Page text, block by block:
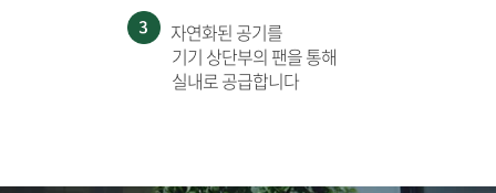
자연화된 공기를
기기 상단부의 팬을 통해
실내로 공급합니다